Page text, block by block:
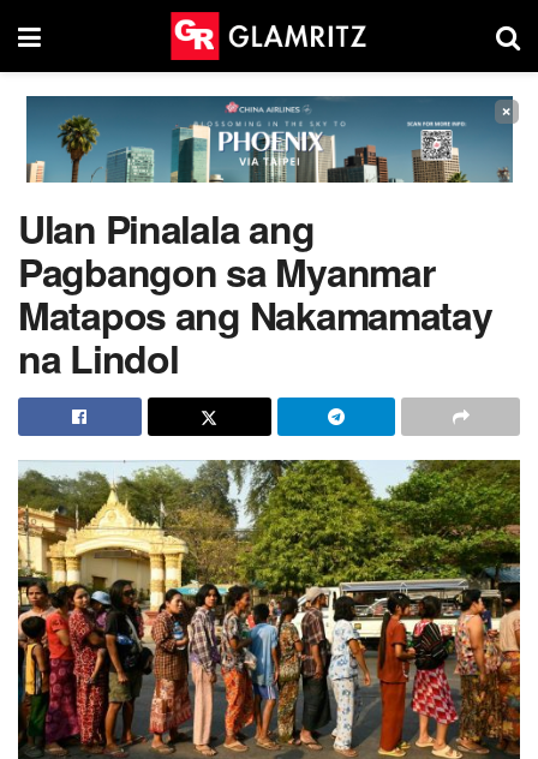
×
Ulan Pinalala ang
Pagbangon sa Myanmar
Matapos ang Nakamamatay
na Lindol